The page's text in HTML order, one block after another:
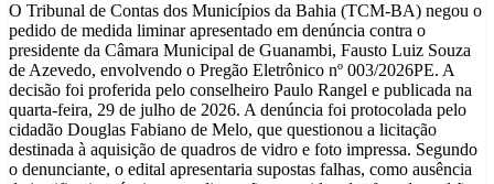
O Tribunal de Contas dos Municípios da Bahia (TCM-BA) negou o
pedido de medida liminar apresentado em denúncia contra o
presidente da Câmara Municipal de Guanambi, Fausto Luiz Souza
de Azevedo, envolvendo o Pregão Eletrônico nº 003/2026PE. A
decisão foi proferida pelo conselheiro Paulo Rangel e publicada na
quarta-feira, 29 de julho de 2026. A denúncia foi protocolada pelo
cidadão Douglas Fabiano de Melo, que questionou a licitação
destinada à aquisição de quadros de vidro e foto impressa. Segundo
o denunciante, o edital apresentaria supostas falhas, como ausência